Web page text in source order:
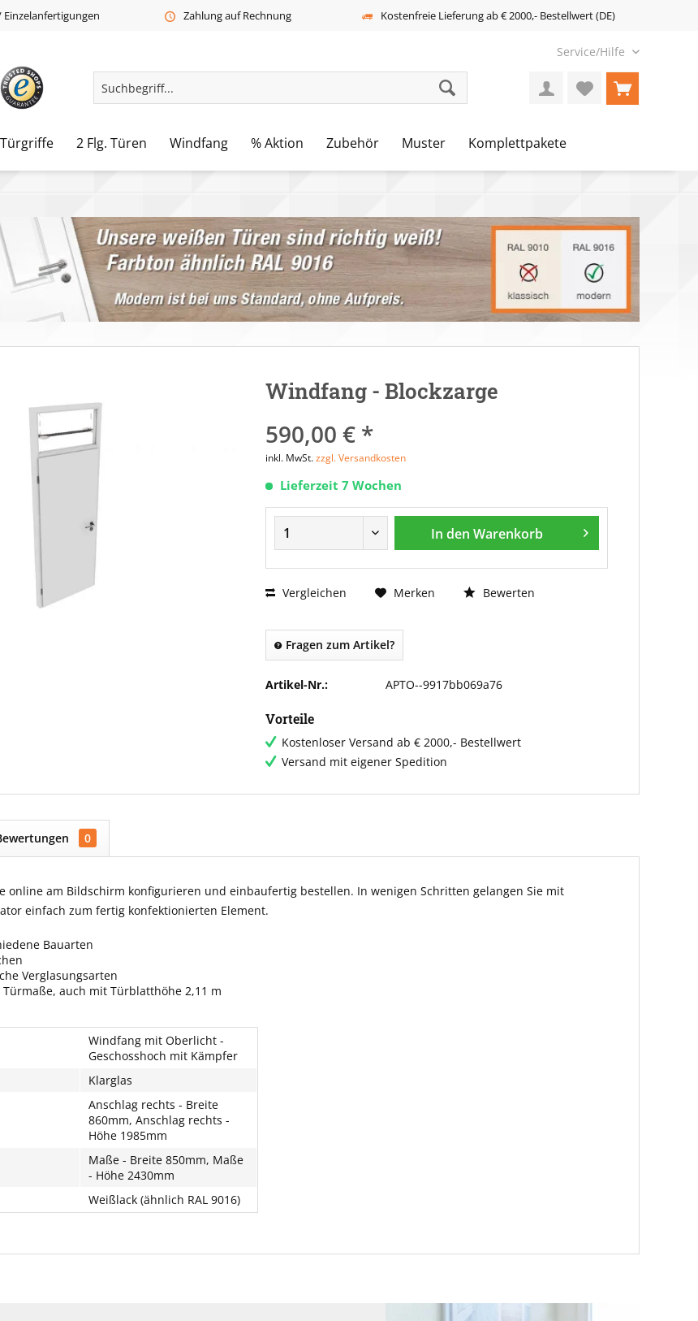
Zahlung auf Rechnung Kostenfreie Lieferung ab € 2000,- Bestellwert (DE)
Service/Hilfe
Türgriffe 2 Flg. Türen Windfang % Aktion Zubehör Muster Komplettpakete
Windfang - Blockzarge
590,00 € *
inkl. MwSt.zzgl. Versandkosten
Lieferzeit 7 Wochen
In den Warenkorb
Vergleichen Merken Bewerten
Fragen zum Artikel?
Artikel-Nr.: APTO--9917bb069a76
Vorteile
Kostenloser Versand ab € 2000,- Bestellwert
Versand mit eigener Spedition
0
online am Bildschirm konfigurieren und einbaufertig bestellen. In wenigen Schritten gelangen Sie mit
einfach zum fertig konfektionierten Element.
Bauarten
Verglasungsarten
auch mit Türblatthöhe 2,11 m
Windfang mit Oberlicht -
Geschosshoch mit Kämpfer
Klarglas
Anschlag rechts - Breite
860mm, Anschlag rechts -
Höhe 1985mm
Maße - Breite 850mm, Maße
- Höhe 2430mm
Weißlack (ähnlich RAL 9016)